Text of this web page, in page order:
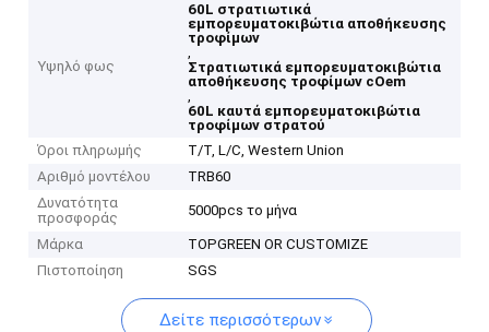
Υψηλό φως
60L στρατιωτικά
εμπορευματοκιβώτια αποθήκευσης
τροφίμων
,
Στρατιωτικά εμπορευματοκιβώτια
αποθήκευσης τροφίμων cOem
,
60L καυτά εμπορευματοκιβώτια
τροφίμων στρατού
Όροι πληρωμής
T/T, L/C, Western Union
Αριθμό μοντέλου
TRB60
Δυνατότητα
προσφοράς
5000pcs το μήνα
Μάρκα
TOPGREEN OR CUSTOMIZE
Πιστοποίηση
SGS
Δείτε περισσότερων